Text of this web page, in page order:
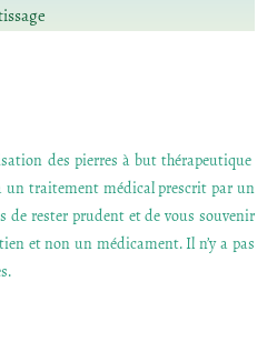
des pierres à but thérapeutique
un traitement médical prescrit par un
de rester prudent et de vous souvenir
et non un médicament. Il n’y a pas